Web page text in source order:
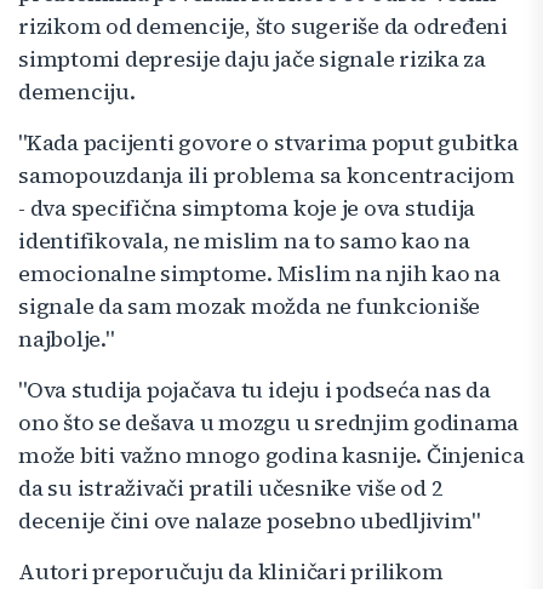
rizikom od demencije, što sugeriše da određeni
simptomi depresije daju jače signale rizika za
demenciju.
"Kada pacijenti govore o stvarima poput gubitka
samopouzdanja ili problema sa koncentracijom
- dva specifična simptoma koje je ova studija
identifikovala, ne mislim na to samo kao na
emocionalne simptome. Mislim na njih kao na
signale da sam mozak možda ne funkcioniše
najbolje."
"Ova studija pojačava tu ideju i podseća nas da
ono što se dešava u mozgu u srednjim godinama
može biti važno mnogo godina kasnije. Činjenica
da su istraživači pratili učesnike više od 2
decenije čini ove nalaze posebno ubedljivim"
Autori preporučuju da kliničari prilikom